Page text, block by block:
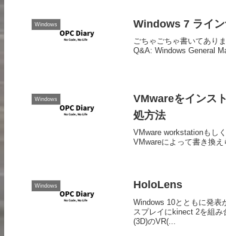
Windows Windows 7 ライ
ごちゃごちゃ書いてあり
Q&A: Windows General
Windows
VMwareをインス
処方法
VMware workstationもし
VMwareによって書き換
Windows HoloLens
Windows 10とともに発表
スプレイにkinect 2を組
(3D)のVR(...